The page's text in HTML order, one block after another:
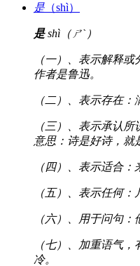
是 （shì）
是shì（ㄕˋ）
（一）、表示解释
作者是鲁迅。
（二）、表示存在：
（三）、表示承认
意思：诗是好诗，就
（四）、表示适合：
（五）、表示任何：
（六）、用于问句：
（七）、加重语气
冷。